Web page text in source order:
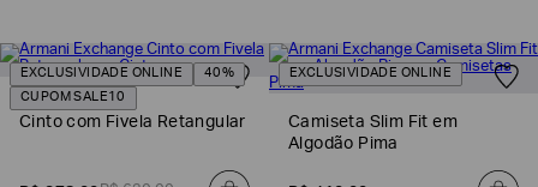
EXCLUSIVIDADE ONLINE
40%
CUPOM SALE10
Cinto com Fivela Retangular
EXCLUSIVIDADE ONLINE
Camiseta Slim Fit em
Algodão Pima